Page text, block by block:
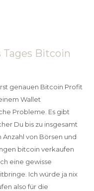
Bitcoin
genauen Bitcoin Profit
Wallet
Probleme. Es gibt
Du bis zu insgesamt
von Börsen und
bitcoin verkaufen
eine gewisse
Ich würde ja nix
also für die